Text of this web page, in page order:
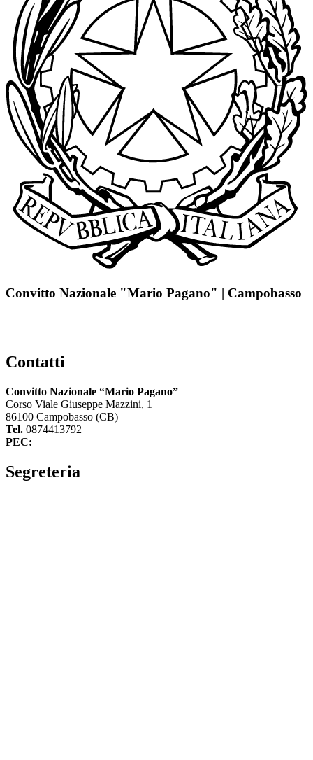
Convitto Nazionale "Mario Pagano" | Campobasso
Contatti
Convitto Nazionale “Mario Pagano”
Corso Viale Giuseppe Mazzini, 1
86100 Campobasso (CB)
Tel. 0874413792
PEC:
Segreteria